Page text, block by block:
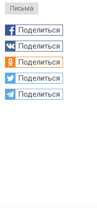
Письма
Поделиться
Поделиться
Поделиться
Поделиться
Поделиться